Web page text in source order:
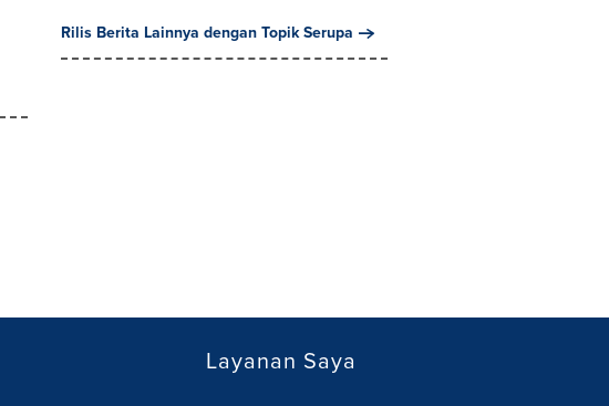
Rilis Berita Lainnya dengan Topik Serupa
Layanan Saya